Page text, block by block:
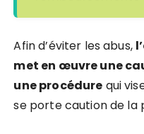
Afin d’éviter les abus,
met en œuvre une
une procédure qui
se porte caution de la